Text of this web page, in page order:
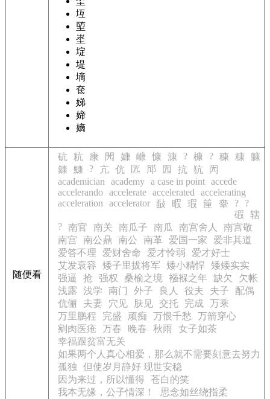
坘
埅
埊
埞
堤
墑
奃
娣
媂
嫡
随便看
砊 粇 康 閌 嫝 嵻 慷 漮 ? 槺 ? 穅 糠
躿
鏮
鱇 ? 亢 伉 匟 邟 囥 抗 犺
闶
academician
academy a case in point accede
accelerando accelerate accelerated
accelerating
acceleration
accelerator 敮 暇 瑕 筪 舝 ?
?
碬
辖
? 南官 南关 南瓜子 南瓜 南宫舍人
南宫敬
南宫
南公鼎 南公 南革 爱国一家
爱非其道
爱答不理
爱财舍命 爱才怜弱
爱才好士
艾发衰容
矮子里拔将军 矮小精悍 矮矮实实
强逼
抢 强权 桑榆之境 襁褓之年 缺欠
欠帐
浅露
浅学 南门 外子 良人 役夫 夫子
配偶
伉俪
夫妻 穴见 肤见 交托 完成 万乘
万里鹏程
完盛 顽痴 万恨千愁
万箭穿心
剜肉医疮
万春 晚春 秋雨
女子如茶
幸福跟贫富无关
如果两个人真心相爱，那么就不需要刻意去努力
孤独
但使岁月静好 现世安稳
因为来过，所以懂得
苍白的笑
我本无缘，公子情深！
思念如丝绕指柔